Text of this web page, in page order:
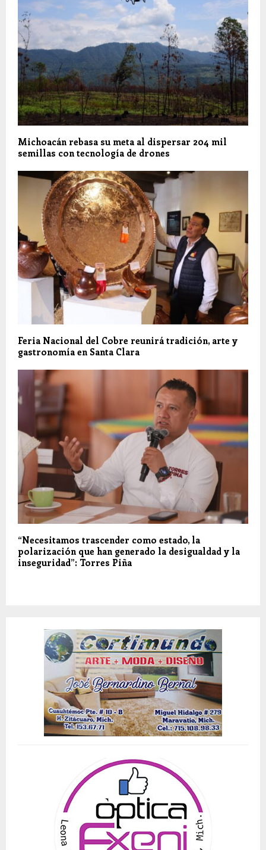
Michoacán rebasa su meta al dispersar 204 mil
semillas con tecnología de drones
Feria Nacional del Cobre reunirá tradición, arte y
gastronomía en Santa Clara
“Necesitamos trascender como estado, la
polarización que han generado la desigualdad y la
inseguridad”: Torres Piña